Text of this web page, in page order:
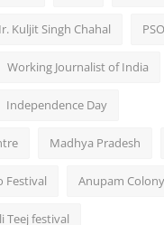
Kuljit Singh Chahal
Working Journalist of India
Independence Day
Madhya Pradesh
Festival Anupam Colony
Teej festival